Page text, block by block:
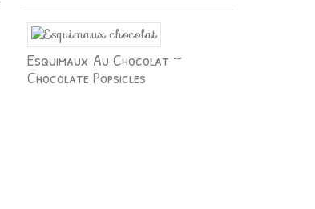
Esquimaux Au Chocolat ~
Chocolate Popsicles